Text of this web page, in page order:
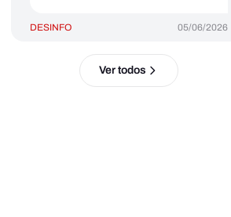
DESINFO 05/06/2026
Ver todos